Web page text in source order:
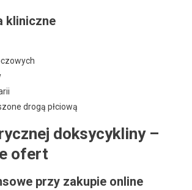
kliniczne
drogą płciową
doksycykliny –
ofert
przy zakupie online